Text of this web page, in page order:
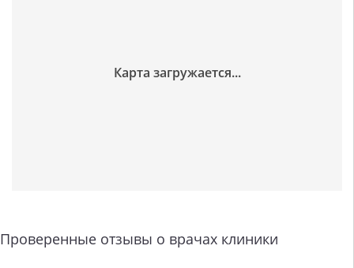
Проверенные отзывы о врачах клиники